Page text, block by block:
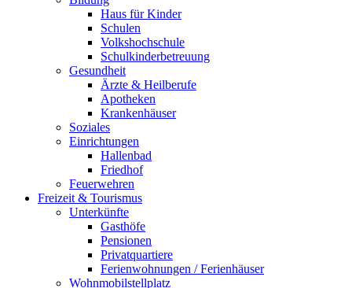
Haus für Kinder
Schulen
Volkshochschule
Schulkinderbetreuung
Gesundheit
Ärzte & Heilberufe
Apotheken
Krankenhäuser
Soziales
Einrichtungen
Hallenbad
Friedhof
Feuerwehren
Freizeit & Tourismus
Unterkünfte
Gasthöfe
Pensionen
Privatquartiere
Ferienwohnungen / Ferienhäuser
Wohnmobilstellplatz